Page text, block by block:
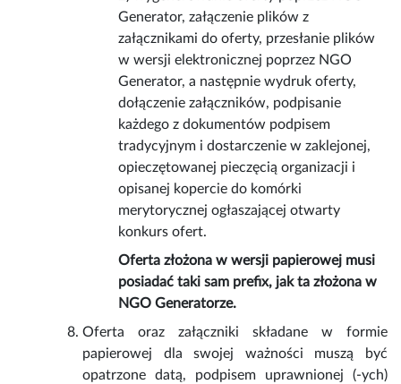
Generator, załączenie plików z
załącznikami do oferty, przesłanie plików
w wersji elektronicznej poprzez NGO
Generator, a następnie wydruk oferty,
dołączenie załączników, podpisanie
każdego z dokumentów podpisem
tradycyjnym i dostarczenie w zaklejonej,
opieczętowanej pieczęcią organizacji i
opisanej kopercie do komórki
merytorycznej ogłaszającej otwarty
konkurs ofert.
Oferta złożona w wersji papierowej musi
posiadać taki sam prefix, jak ta złożona w
NGO Generatorze.
Oferta oraz załączniki składane w formie
papierowej dla swojej ważności muszą być
opatrzone datą, podpisem uprawnionej (-ych)